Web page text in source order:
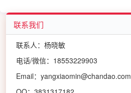
联系我们
联系人：杨晓敏
电话/微信：18553229903
Email：yangxiaomin@chandao.com